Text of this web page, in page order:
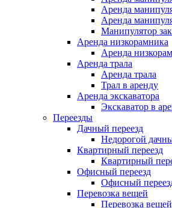
Аренда
Аренда
Манипулятор
Аренда низкорамника
Аренда
Аренда трала
Аренда трала
Трал в аренду
Аренда экскаватора
Экскаватор в
Переезды
Дачный переезд
Недорогой
Квартирный переезд
Квартирный
Офисный переезд
Офисный
Перевозка вещей
Перевозка